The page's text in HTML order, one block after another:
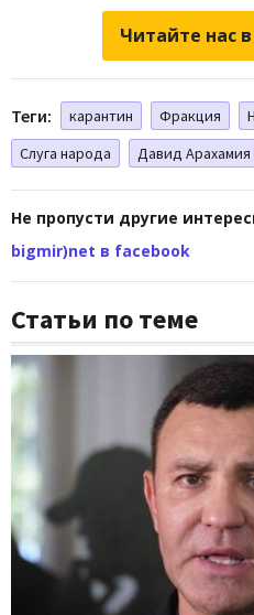
Читайте нас
Теги: карантин Фракция
Слуга народа
Давид Арахамия
Не пропусти другие
bigmir)net в facebook
Статьи по теме